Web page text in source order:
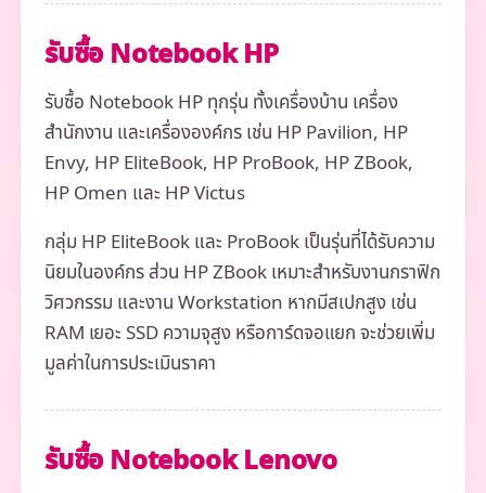
รับซื้อ Notebook HP
รับซื้อ Notebook HP ทุกรุ่น ทั้งเครื่องบ้าน เครื่อง
สำนักงาน และเครื่ององค์กร เช่น HP Pavilion, HP
Envy, HP EliteBook, HP ProBook, HP ZBook,
HP Omen และ HP Victus
กลุ่ม HP EliteBook และ ProBook เป็นรุ่นที่ได้รับความ
นิยมในองค์กร ส่วน HP ZBook เหมาะสำหรับงานกราฟิก
วิศวกรรม และงาน Workstation หากมีสเปกสูง เช่น
RAM เยอะ SSD ความจุสูง หรือการ์ดจอแยก จะช่วยเพิ่ม
มูลค่าในการประเมินราคา
รับซื้อ Notebook Lenovo